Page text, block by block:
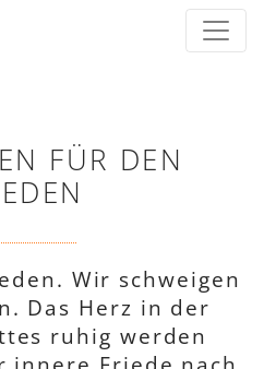
FÜR DEN
Wir schweigen
Das Herz in der
ruhig werden